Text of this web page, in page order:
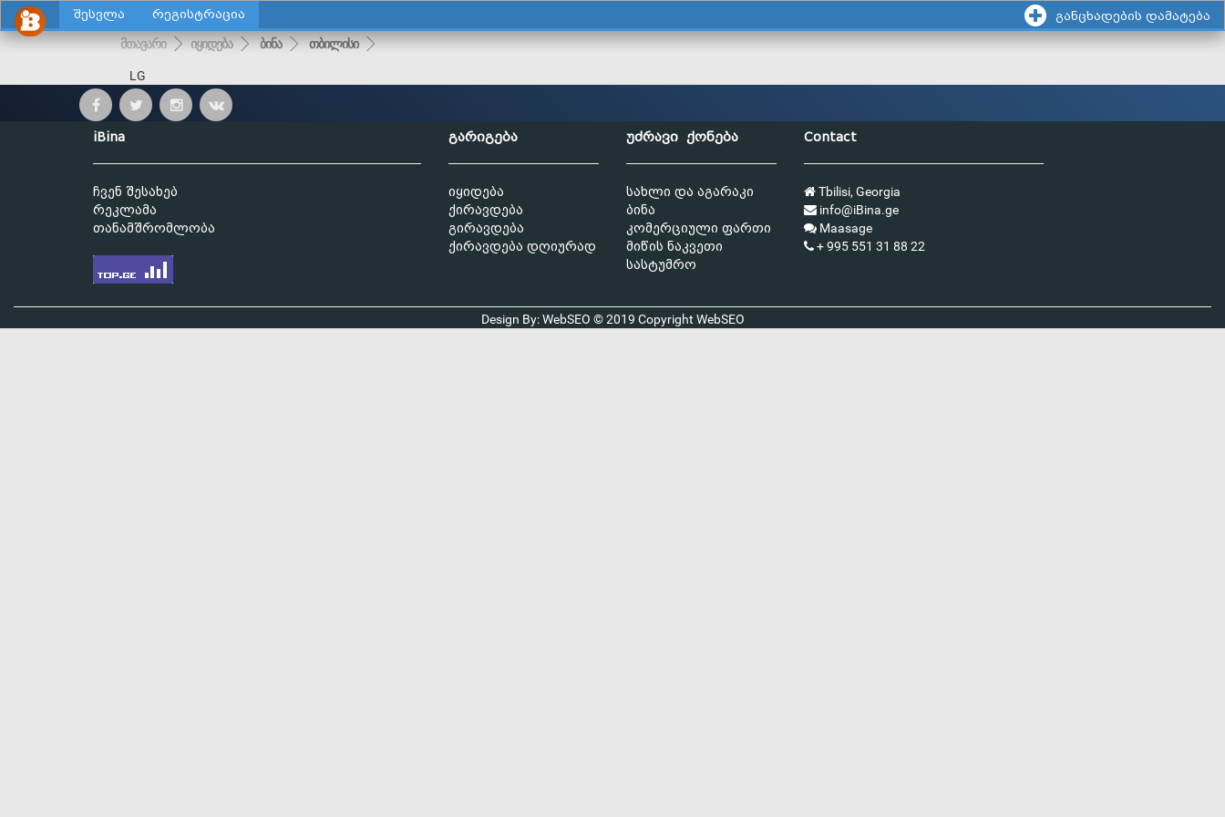
შესვლა რეგისტრაცია განცხადების დამატება
მთავარი იყიდება ბინა თბილისი
LG
iBina
ჩვენ შესახებ
რეკლამა
თანამშრომლობა
გარიგება
იყიდება
ქირავდება
გირავდება
ქირავდება დღიურად
უძრავი ქონება
სახლი და აგარაკი
ბინა
კომერციული ფართი
მიწის ნაკვეთი
სასტუმრო
Contact
Tbilisi, Georgia
info@iBina.ge
Maasage
+ 995 551 31 88 22
Design By: WebSEO © 2019 Copyright WebSEO